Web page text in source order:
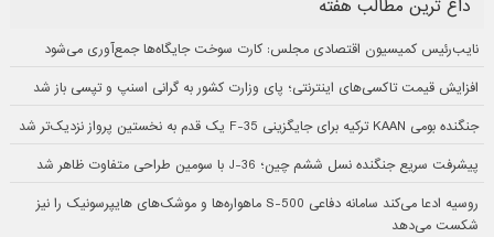
داغ ترین مطالب هفته
نایب‌رئیس کمیسیون اقتصادی مجلس: کارت سوخت جایگاه‌ها جمع‌آوری می‌شود
افزایش قیمت تاکسی‌های اینترنتی؛ پای وزارت کشور به گرانی اسنپ و تپسی باز شد
جنگنده بومی KAAN ترکیه برای جایگزینی F-35 یک قدم به نخستین پرواز نزدیک‌تر شد
پیشرفت سریع جنگنده نسل ششم چین؛ J-36 با سومین طراحی متفاوت ظاهر شد
روسیه ادعا می‌کند سامانه دفاعی S-500 ماهواره‌ها و موشک‌های هایپرسونیک را نیز
شکست می‌دهد